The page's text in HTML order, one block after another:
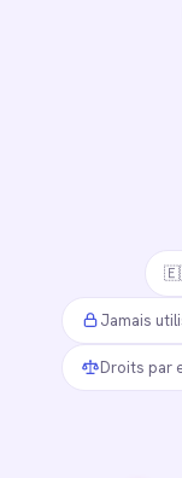
Jamais
Droits par